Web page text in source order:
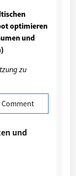
optimieren
und
zu
Comment
und